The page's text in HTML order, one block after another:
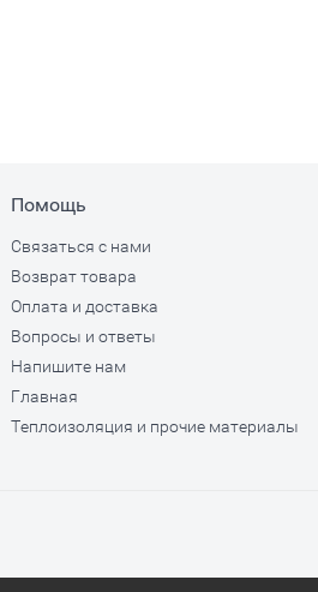
Помощь
Связаться с нами
Возврат товара
Оплата и доставка
Вопросы и ответы
Напишите нам
Главная
Теплоизоляция и прочие материалы